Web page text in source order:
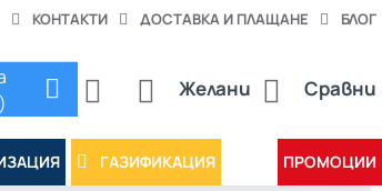
КОНТАКТИ ДОСТАВКА И ПЛАЩАНЕ БЛОГ
Желани Сравни
ГАЗИФИКАЦИЯ ПРОМОЦИИ